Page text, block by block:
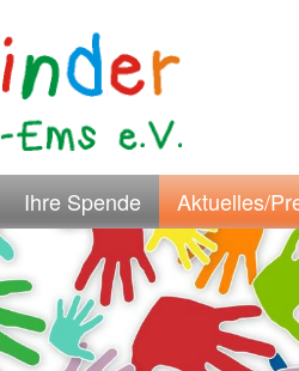
Ihre Spende Aktuelles/